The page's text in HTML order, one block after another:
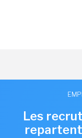
Les
repartent